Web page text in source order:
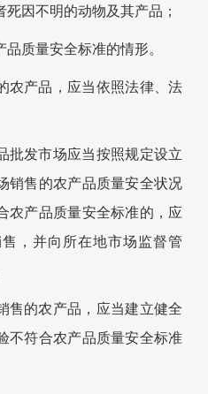
死因不明的动物及其产品；
品质量安全标准的情形。
农产品，应当依照法律、法
发市场应当按照规定设立
销售的农产品质量安全状况
农产品质量安全标准的，应
，并向所在地市场监督管
售的农产品，应当建立健全
不符合农产品质量安全标准